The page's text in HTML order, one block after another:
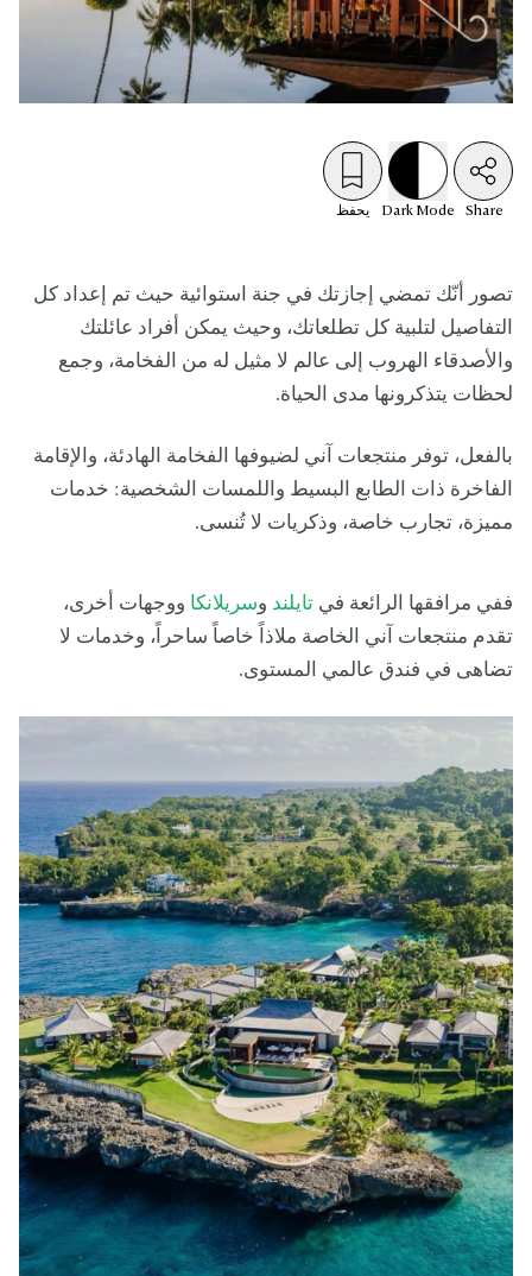
Share
Dark Mode يحفظ
تصور أنّك تمضي إجازتك في جنة استوائية حيث تم إعداد كل
التفاصيل لتلبية كل تطلعاتك، وحيث يمكن أفراد عائلتك
والأصدقاء الهروب إلى عالم لا مثيل له من الفخامة، وجمع
لحظات يتذكرونها مدى الحياة.
بالفعل، توفر منتجعات آني لضيوفها الفخامة الهادئة، والإقامة
الفاخرة ذات الطابع البسيط واللمسات الشخصية: خدمات
مميزة، تجارب خاصة، وذكريات لا تُنسى.
ففي مرافقها الرائعة في تايلند وسريلانكا ووجهات أخرى،
تقدم منتجعات آني الخاصة ملاذاً خاصاً ساحراً، وخدمات لا
تضاهى في فندق عالمي المستوى.